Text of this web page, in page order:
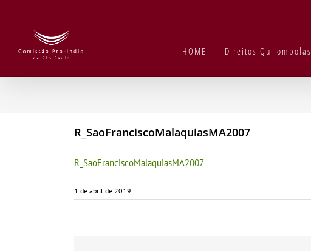
HOME Direitos Quilombolas
R_SaoFranciscoMalaquiasMA2007
R_SaoFranciscoMalaquiasMA2007
1 de abril de 2019